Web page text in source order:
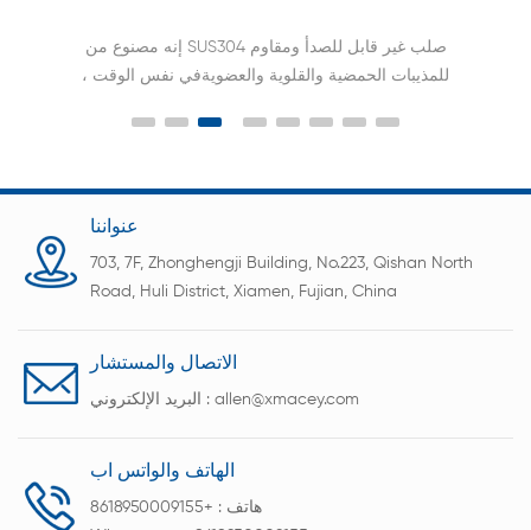
إنه مصنوع من SUS304 صلب غير قابل للصدأ ومقاوم
للمذيبات الحمضية والقلوية والعضويةفي نفس الوقت ،
عنواننا
703, 7F, Zhonghengji Building, No.223, Qishan North
Road, Huli District, Xiamen, Fujian, China
الاتصال والمستشار
البريد الإلكتروني : allen@xmacey.com
الهاتف والواتس اب
هاتف : +8618950009155